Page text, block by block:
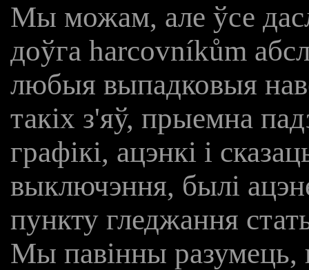
Мы можам, але ўсе
доўга harcovníkům
любыя выпадковыя
такіх з'яў, прыемна
графікі, ацэнкі і
выключэння, былі
пункту гледжання
Мы павінны разумець,